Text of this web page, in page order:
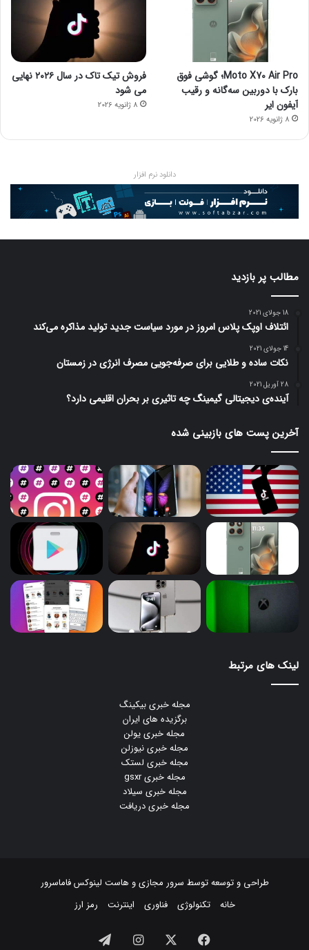
Moto X70 Air Pro؛ گوشی فوق
بارک با دوربین سه‌گانه و رقیب
آیفون ایر
8 ژانویه 2026
فروش تیک تاک در سال ۲۰۲۶ نهایی
می شود
8 ژانویه 2026
دانلود نرم افزار
مطالب پر بازدید
18 جولای 2021
ائتلاف اوپک پلاس امروز در مورد سیاست جدید تولید مذاکره می‌کند
14 جولای 2021
نکات ساده و طلایی برای صرفه‌جویی مصرف انرژی در زمستان
28 آوریل 2021
آینده‌ی دیجیتالی گیمینگ چه تاثیری بر بحران اقلیمی دارد؟
آخرین پست های بازبینی شده
لینک های مرتبط
مجله خبری بیکینگ
برگزیده های ایران
مجله خبری یولن
مجله خبری نیوزلن
مجله خبری لستک
مجله خبری gsxr
مجله خبری سیلاد
مجله خبری دریافت
طراحی و توسعه توسط سرور مجازیو هاست لینوکسفاماسرور
خانه
تکنولوژی فناوری اینترنت رمز ارز
فیسبوک ایکس اینستاگرام